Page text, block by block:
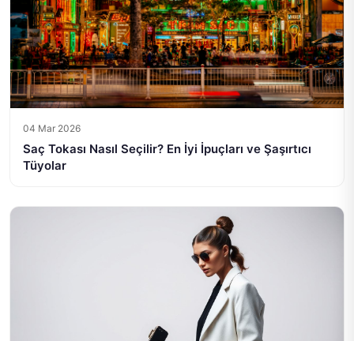
04 Mar 2026
Saç Tokası Nasıl Seçilir? En İyi İpuçları ve Şaşırtıcı
Tüyolar